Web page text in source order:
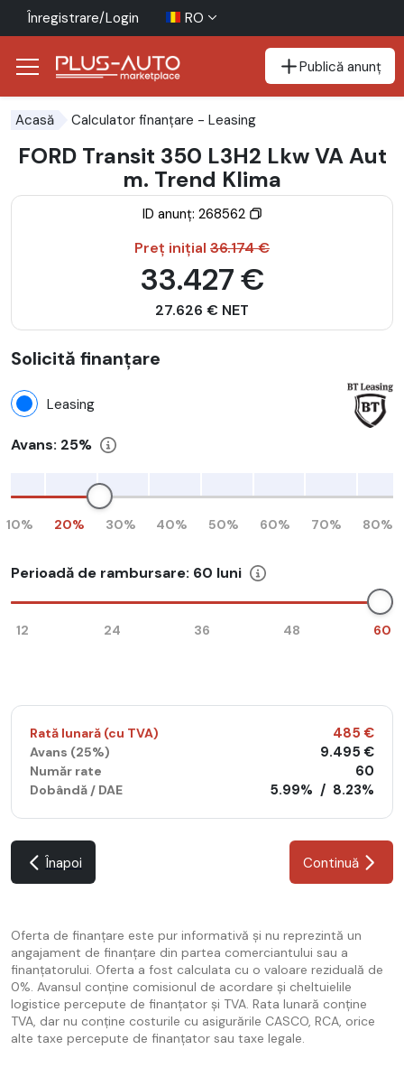
Înregistrare/Login RO
Publică anunț
Acasă Calculator finanțare - Leasing
FORD Transit 350 L3H2 Lkw VA Aut
m. Trend Klima
ID anunț: 268562
Preț inițial 36.174 €
33.427 €
27.626 € NET
Solicită finanțare
Leasing
Avans: 25%
10% 20% 30% 40% 50% 60% 70% 80%
Perioadă de rambursare: 60 luni
12 24 36 48 60
Rată lunară (cu TVA) 485 €
Avans (25%) 9.495 €
Număr rate 60
Dobândă / DAE 5.99% / 8.23%
Înapoi Continuă
Oferta de finanțare este pur informativă și nu reprezintă un
angajament de finanțare din partea comerciantului sau a
finanțatorului. Oferta a fost calculata cu o valoare reziduală de
0%. Avansul conține comisionul de acordare și cheltuielile
logistice percepute de finanțator și TVA. Rata lunară conține
TVA, dar nu conține costurile cu asigurările CASCO, RCA, orice
alte taxe percepute de finanțator sau taxe legale.